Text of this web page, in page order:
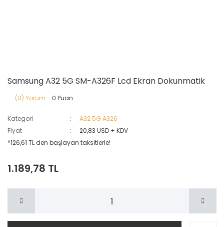
Samsung A32 5G SM-A326F Lcd Ekran Dokunmatik
(0) Yorum - 0 Puan
Kategori
A32 5G A326
Fiyat
20,83 USD + KDV
*126,61 TL den başlayan taksitlerle!
1.189,78 TL